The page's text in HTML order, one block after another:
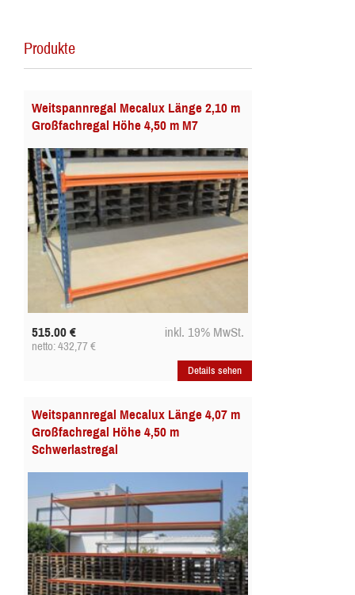
Produkte
Weitspannregal Mecalux Länge 2,10 m
Großfachregal Höhe 4,50 m M7
515.00 € inkl. 19% MwSt.
netto: 432,77€
Details sehen
Weitspannregal Mecalux Länge 4,07 m
Großfachregal Höhe 4,50 m
Schwerlastregal